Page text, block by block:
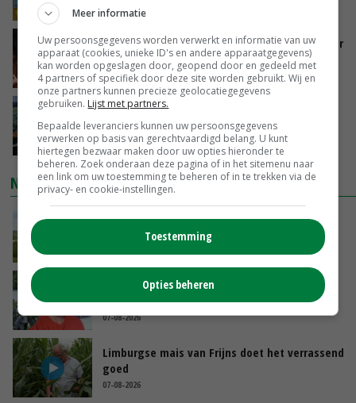
GISTEREN, 15:33
Vlaamse varkensstapel krimpt, pluimveesector
groeit door schaalvergroting
GISTEREN, 15:20
‘Cijfer jezelf niet weg en doe vooral ook waar
je gelukkig van wordt’
GISTEREN, 13:31
NIEUWSTE VIDEO'S
POAH!: John Deere 7730
Oekraïne-vlogger Kees Huizinga: ‘Bezoek van
de ambassade mag zelf groente plukken’
07-08-2026
Limburgse mais van Frijns doet het verrassend
goed
07-08-2026
Meer informatie
Uw persoonsgegevens worden verwerkt en informatie van uw
apparaat (cookies, unieke ID's en andere apparaatgegevens)
kan worden opgeslagen door, geopend door en gedeeld met
4 partners of specifiek door deze site worden gebruikt. Wij en
onze partners kunnen precieze geolocatiegegevens
gebruiken. Lijst met partners.
Bepaalde leveranciers kunnen uw persoonsgegevens
verwerken op basis van gerechtvaardigd belang. U kunt
hiertegen bezwaar maken door uw opties hieronder te
beheren. Zoek onderaan deze pagina of in het sitemenu naar
een link om uw toestemming te beheren of in te trekken via de
privacy- en cookie-instellingen.
Toestemming
Opties beheren